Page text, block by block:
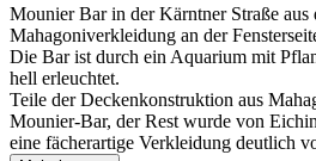
Mounier Bar in der Kärntner Straße aus
Mahagoniverkleidung an der
Die Bar ist durch ein Aquarium mit
hell erleuchtet.
Teile der Deckenkonstruktion aus
Mounier-Bar, der Rest wurde von
eine fächerartige Verkleidung deutlich